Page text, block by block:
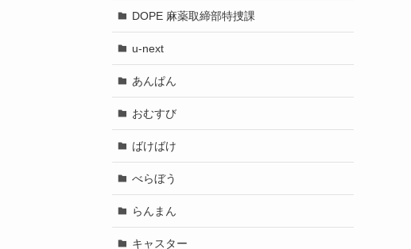
DOPE 麻薬取締部特捜課
u-next
あんぱん
おむすび
ばけばけ
べらぼう
らんまん
キャスター